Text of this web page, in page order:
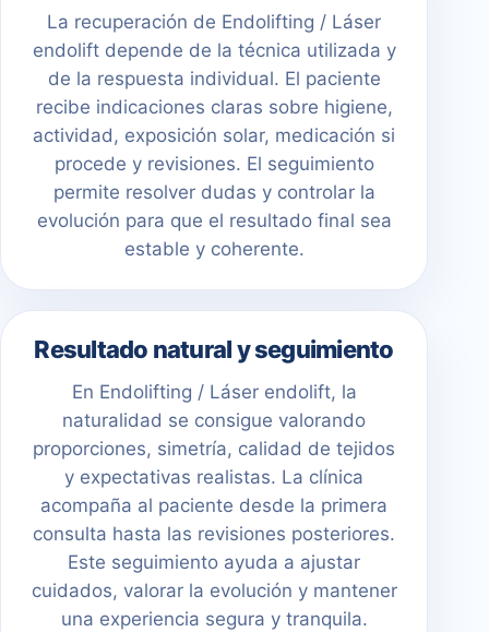
La recuperación de Endolifting / Láser
endolift depende de la técnica utilizada y
de la respuesta individual. El paciente
recibe indicaciones claras sobre higiene,
actividad, exposición solar, medicación si
procede y revisiones. El seguimiento
permite resolver dudas y controlar la
evolución para que el resultado final sea
estable y coherente.
Resultado natural y seguimiento
En Endolifting / Láser endolift, la
naturalidad se consigue valorando
proporciones, simetría, calidad de tejidos
y expectativas realistas. La clínica
acompaña al paciente desde la primera
consulta hasta las revisiones posteriores.
Este seguimiento ayuda a ajustar
cuidados, valorar la evolución y mantener
una experiencia segura y tranquila.